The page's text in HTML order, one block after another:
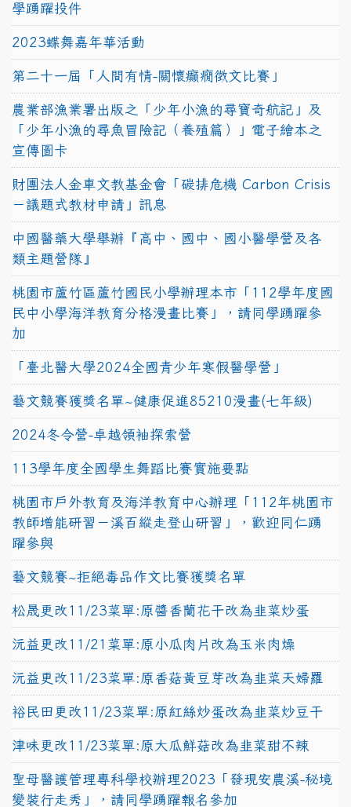
學踴躍投件
2023蝶舞嘉年華活動
第二十一屆「人間有情-關懷癲癇徵文比賽」
農業部漁業署出版之「少年小漁的尋寶奇航記」及
「少年小漁的尋魚冒險記（養殖篇）」電子繪本之
宣傳圖卡
財團法人金車文教基金會「碳排危機 Carbon Crisis
－議題式教材申請」訊息
中國醫藥大學舉辦『高中、國中、國小醫學營及各
類主題營隊』
桃園市蘆竹區蘆竹國民小學辦理本市「112學年度國
民中小學海洋教育分格漫畫比賽」，請同學踴躍參
加
「臺北醫大學2024全國青少年寒假醫學營」
藝文競賽獲獎名單~健康促進85210漫畫(七年級)
2024冬令營-卓越領袖探索營
113學年度全國學生舞蹈比賽實施要點
桃園市戶外教育及海洋教育中心辦理「112年桃園市
教師增能研習－溪百縱走登山研習」，歡迎同仁踴
躍參與
藝文競賽~拒絕毒品作文比賽獲獎名單
松晟更改11/23菜單:原醬香蘭花干改為韭菜炒蛋
沅益更改11/21菜單:原小瓜肉片改為玉米肉燥
沅益更改11/23菜單:原香菇黃豆芽改為韭菜天婦羅
裕民田更改11/23菜單:原紅絲炒蛋改為韭菜炒豆干
津味更改11/23菜單:原大瓜鮮菇改為韭菜甜不辣
聖母醫護管理專科學校辦理2023「發現安農溪-秘境
變裝行走秀」，請同學踴躍報名參加